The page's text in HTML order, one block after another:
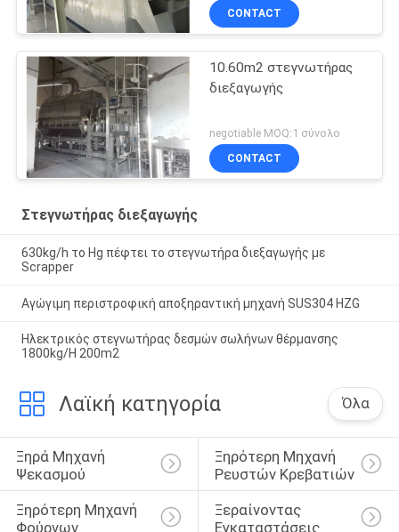
CONTACT
10.60m2 στεγνωτήρας
διεξαγωγής
negotiable MOQ:1 σύνολο
CONTACT
Στεγνωτήρας διεξαγωγής
630kg/h το Hg πέφτει το στεγνωτήρα διεξαγωγής με
Scrapper
Αγώγιμη περιστροφική αποξηραντική μηχανή SUS304 HZG
Ηλεκτρικός στεγνωτήρας δεσμών σωλήνων θέρμανσης
1800kg/H 200m2
Λαϊκή κατηγορία Όλα
Ξηρά Μηχανή
Ψεκασμού
Ξηρότερη Μηχανή
Ρευστών Κρεβατιών
Ξηρότερη Μηχανή
Φούρνων
Ξεραίνοντας
Εγκαταστάσεις